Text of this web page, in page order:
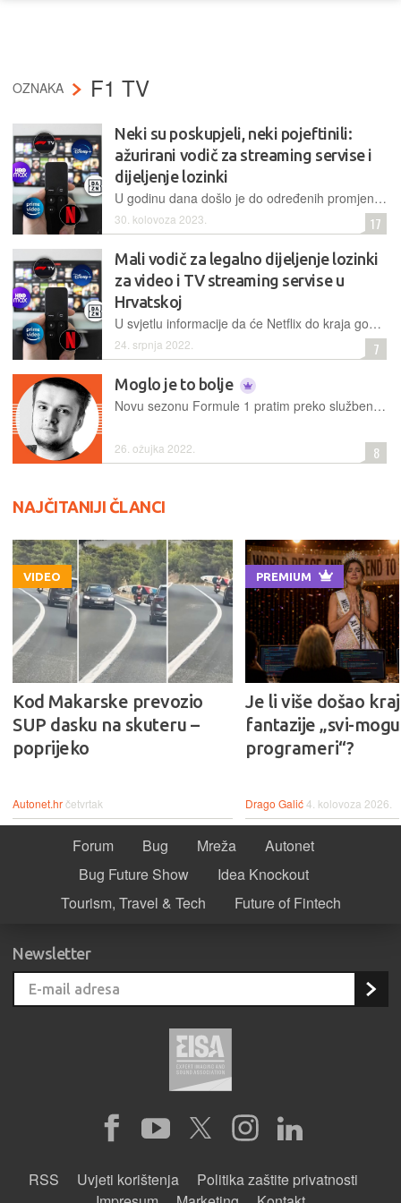
OZNAKA F1 TV
Neki su poskupjeli, neki pojeftinili:
ažurirani vodič za streaming servise i
dijeljenje lozinki
U godinu dana došlo je do određenih promjena na tržištu video streaminga. Donosimo aktualni pregled streaming servisa dostupnih u Hrvatskoj, uz nove cijene i uvjete dijeljenja pristupa s prijateljima
30. kolovoza 2023. 17
Mali vodič za legalno dijeljenje lozinki
za video i TV streaming servise u
Hrvatskoj
U svjetlu informacije da će Netflix do kraja godine postrožiti pravila i uvesti naplatu za dijeljenje lozinki, donosimo pregled ostalih streaming servisa i njihovih pravila oko dijeljenja pristupa s drugima
24. srpnja 2022. 7
Moglo je to bolje
Novu sezonu Formule 1 pratim preko službene usluge F1 TV Pro, za koju mi se zasad čini da više nudi na papiru, nego u praksi
26. ožujka 2022. 8
NAJČITANIJI ČLANCI
VIDEO
Kod Makarske prevozio
SUP dasku na skuteru –
poprijeko
Autonet.hrčetvrtak
PREMIUM
Je li više došao kraj
fantazije „svi-
programeri“?
Drago Galić4. kolovoza 2026.
Forum Bug Mreža
Autonet
Bug Future Show
Idea Knockout
Tourism, Travel & Tech
Future of Fintech
Newsletter
RSS Uvjeti korištenja
Politika zaštite privatnosti